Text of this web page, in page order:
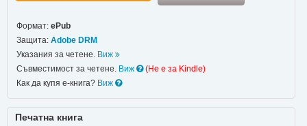
Формат: ePub
Защита: Adobe DRM
Указания за четене. Виж
Съвместимост за четене. Виж
(Не e за Kindle)
Как да купя е-книга? Виж
Печатна книга